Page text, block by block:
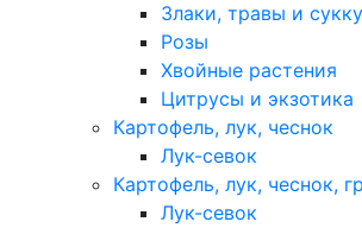
Злаки, травы и
Розы
Хвойные растения
Цитрусы и экзотика
Картофель, лук, чеснок
Лук-севок
Картофель, лук, чеснок,
Лук-севок